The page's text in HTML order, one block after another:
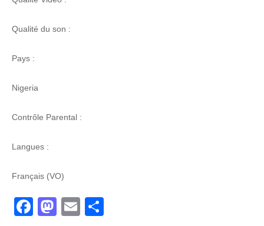
Qualité du son :
Pays :
Nigeria
Contrôle Parental :
Langues :
Français (VO)
Facebook
Mastodon
Email